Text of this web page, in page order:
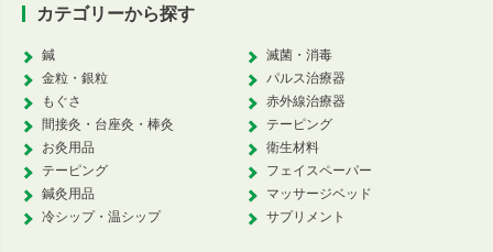
カテゴリーから探す
鍼
金粒・銀粒
もぐさ
間接灸・台座灸・棒灸
お灸用品
テーピング
鍼灸用品
冷シップ・温シップ
滅菌・消毒
パルス治療器
赤外線治療器
テーピング
衛生材料
フェイスペーパー
マッサージベッド
サプリメント